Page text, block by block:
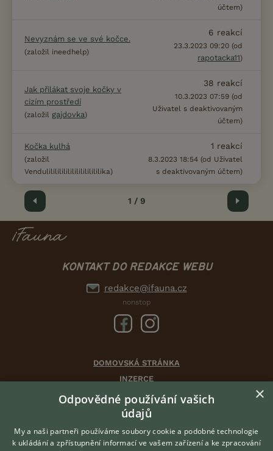
účtem)
Nevyznám se ve své kočce.
(založil ineedhelp)
6 reakcí
23.3.2023 09:20 (od
rapotacka11)
Jak přilákat svoje kočky v
cizím prostředí
(založil gajdovka)
38 reakcí
10.3.2023 07:59 (od
Uživatel s deaktivovaným
účtem)
Kočka kulhá
(založil
Vendulililililililililililililika)
1 reakcí
8.3.2023 18:54 (od Uživatel
s deaktivovaným účtem)
Předchozí 1 / 9 Další
KONTAKT DO REDAKCE WEBU
redakce@ifauna.cz
nonstop
DOMOVSKÁ STRÁNKA
INZERCE
DISKUSE
ČLÁNKY
CHOVATELSKÉ STANICE
ATLAS
×
Odpovědné používání vašich
údajů
My a naši partneři používáme soubory cookie a podobné technologie
k ukládání a zpřístupnění informací ve vašem zařízení a ke zpracování